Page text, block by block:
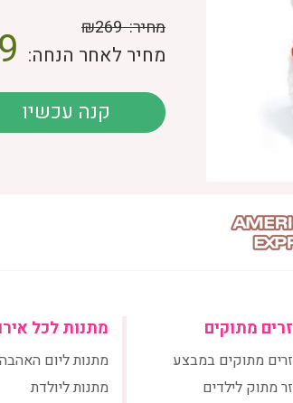
מחיר:₪269
מחיר לאחר הנחה:
קנה עכשיו
זרים מתוקים
זרים מתוקים במבצע
זר מתוק לילדים
מתנות לכל
מתנות ליום האהבה
מתנות ליולדת